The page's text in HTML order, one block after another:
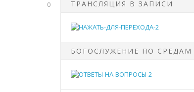
0 ТРАНСЛЯЦИЯ В ЗАПИСИ
БОГОСЛУЖЕНИЕ ПО СРЕДАМ